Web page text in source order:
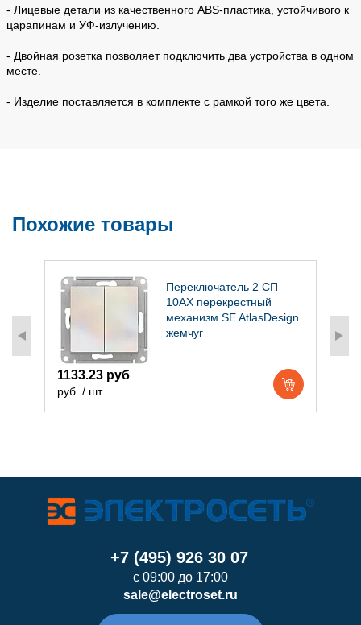
- Лицевые детали из качественного ABS-пластика, устойчивого к
царапинам и УФ-излучению.
- Двойная розетка позволяет подключить два устройства в одном
месте.
- Изделие поставляется в комплекте с рамкой того же цвета.
Похожие товары
Переключатель 2 СП
10АХ перекрестный
механизм SE AtlasDesign
жемчуг
1133.23 руб
руб. / шт
+7 (495) 926 30 07
с 09:00 до 17:00
sale@electroset.ru